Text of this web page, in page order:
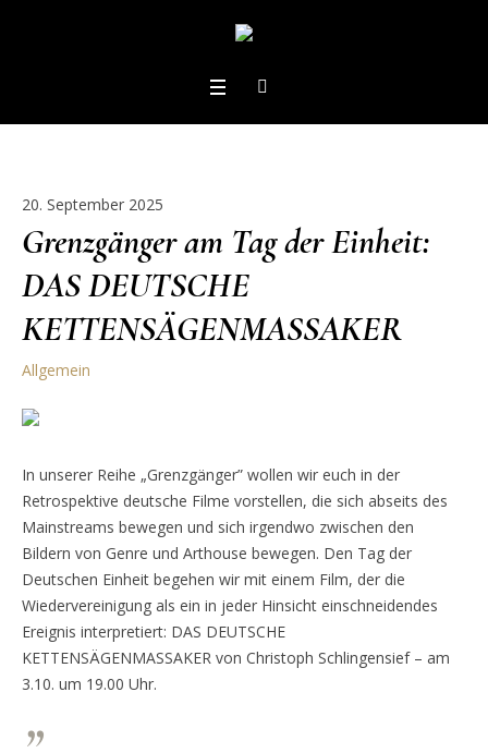
20. September 2025
Grenzgänger am Tag der Einheit:
DAS DEUTSCHE
KETTENSÄGENMASSAKER
Allgemein
In unserer Reihe „Grenzgänger” wollen wir euch in der
Retrospektive deutsche Filme vorstellen, die sich abseits des
Mainstreams bewegen und sich irgendwo zwischen den
Bildern von Genre und Arthouse bewegen. Den Tag der
Deutschen Einheit begehen wir mit einem Film, der die
Wiedervereinigung als ein in jeder Hinsicht einschneidendes
Ereignis interpretiert: DAS DEUTSCHE
KETTENSÄGENMASSAKER von Christoph Schlingensief – am
3.10. um 19.00 Uhr.